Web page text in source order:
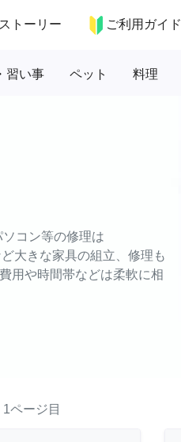
ストーリー ご利用ガイド
習い事 ペット 料理
コン等の修理は
大きな家具の組立、修理も
用や時間帯などは柔軟に相
1ページ目